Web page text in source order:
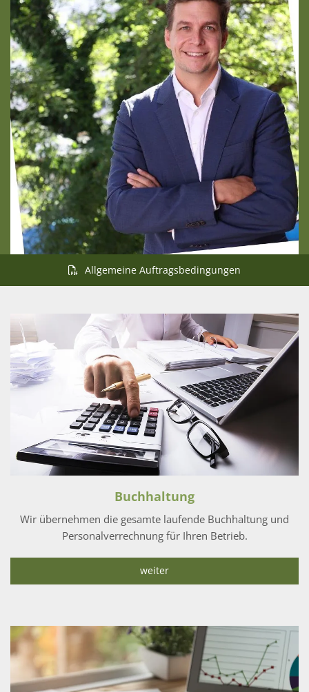
Allgemeine Auftragsbedingungen
Buchhaltung
Wir übernehmen die gesamte laufende Buchhaltung und
Personalverrechnung für Ihren Betrieb.
weiter